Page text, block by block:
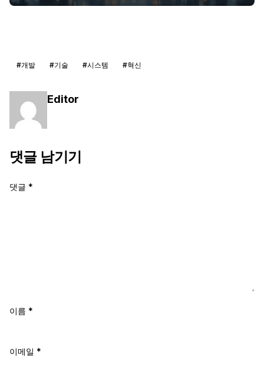
#개발 #기술 #시스템 #혁신
Editor
댓글 남기기
댓글 *
이름 *
이메일 *